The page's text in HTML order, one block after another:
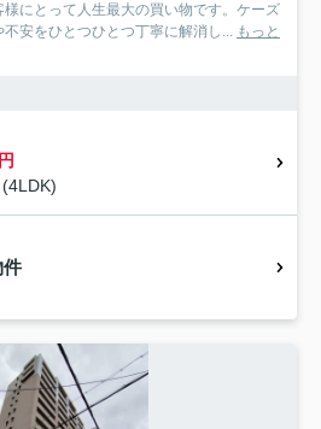
にとって人生最大の買い物です。ケーズ
安をひとつひとつ丁寧に解消し... もっと
件